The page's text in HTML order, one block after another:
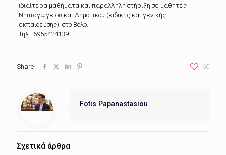
ιδιαίτερα μαθήματα και παράλληλη στήριξη σε μαθητές
Νηπιαγωγείου και Δημοτικού (ειδικής και γενικής
εκπαίδευσης) στο Βόλο.
Τηλ.: 6955424139
Share 60
Fotis Papanastasiou
Σχετικά άρθρα